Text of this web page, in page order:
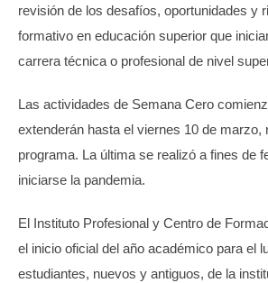
revisión de los desafíos, oportunidades y
formativo en educación superior que
carrera técnica o profesional de nivel
Las actividades de Semana Cero
extenderán hasta el viernes 10 de marzo,
programa. La última se realizó a fines de
iniciarse la pandemia.
El Instituto Profesional y Centro de
el inicio oficial del año académico para el
estudiantes, nuevos y antiguos, de la